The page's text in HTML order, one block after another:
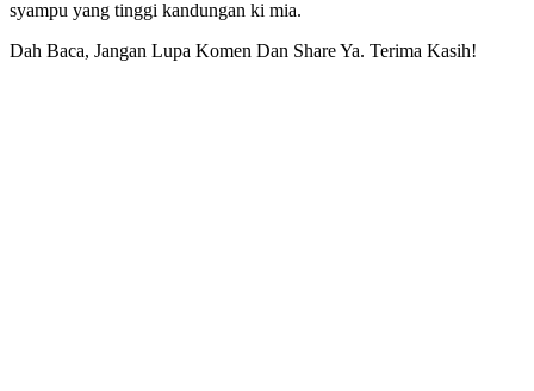
syampu yang tinggi kandungan ki mia.
Dah Baca, Jangan Lupa Komen Dan Share Ya. Terima Kasih!